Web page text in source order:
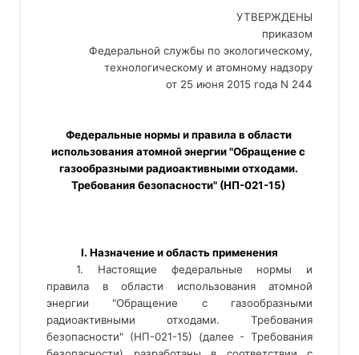
УТВЕРЖДЕНЫ
приказом
Федеральной службы по экологическому,
технологическому и атомному надзору
от 25 июня 2015 года N 244
Федеральные нормы и правила в области
использования атомной энергии "Обращение с
газообразными радиоактивными отходами.
Требования безопасности" (НП-021-15)
I. Назначение и область применения
1. Настоящие федеральные нормы и
правила в области использования атомной
энергии "Обращение с газообразными
радиоактивными отходами. Требования
безопасности" (НП-021-15) (далее - Требования